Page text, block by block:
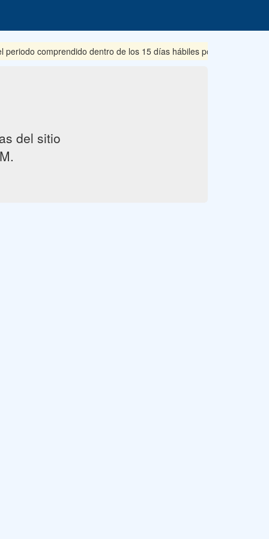
comprendido dentro de los 15 días hábiles posteriores a su
del sitio